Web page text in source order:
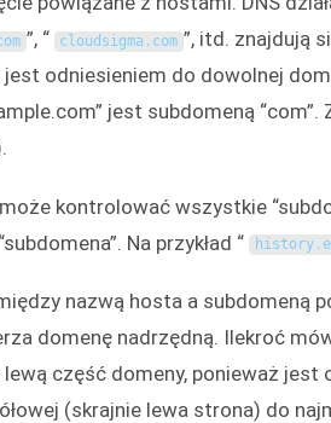
”, “ cloudsigma . com ”, itd. znajdują
jest odniesieniem do dowolnej
jest subdomeną
kontrolować wszystkie
Na przykład “
history.
nazwą hosta a subdomeną
domenę nadrzędną. Ilekroć
część domeny, ponieważ jest
(skrajnie lewa strona) do